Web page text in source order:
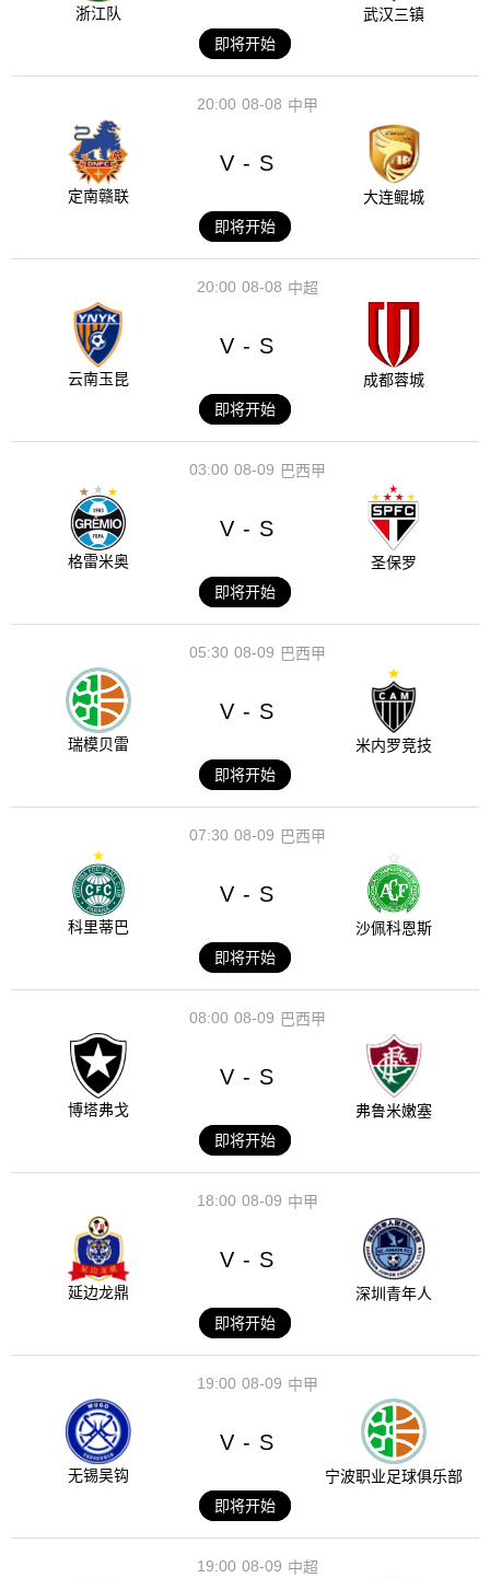
浙江队
武汉三镇
即将开始
08-08
20:00 中甲
定南赣联
V - S
大连鲲城
即将开始
08-08
20:00 中超
云南玉昆
V - S
成都蓉城
即将开始
08-09
03:00 巴西甲
格雷米奥
V - S
圣保罗
即将开始
08-09
05:30 巴西甲
瑞模贝雷
V - S
米内罗竞技
即将开始
08-09
07:30 巴西甲
科里蒂巴
V - S
沙佩科恩斯
即将开始
08-09
08:00 巴西甲
博塔弗戈
V - S
弗鲁米嫩塞
即将开始
08-09
18:00 中甲
延边龙鼎
V - S
深圳青年人
即将开始
08-09
19:00 中甲
无锡吴钩
V - S
宁波职业足球俱乐部
即将开始
08-09
19:00 中超